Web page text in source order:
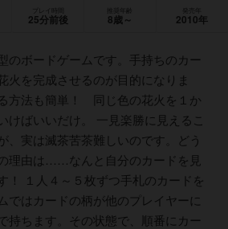
25分前後
推奨年齢
8歳～ 2010年
のボードゲームです。手持ちのカー
火を完成させるのが目的になりま
方法も簡単！ 同じ色の花火を１か
けばいいだけ。 一見楽勝に見えるこ
、実は滅茶苦茶難しいのです。どう
理由は……なんと自分のカードを見
！ １人４～５枚ずつ手札のカードを
ではカードの柄が他のプレイヤーに
持ちます。その状態で、順番にカー